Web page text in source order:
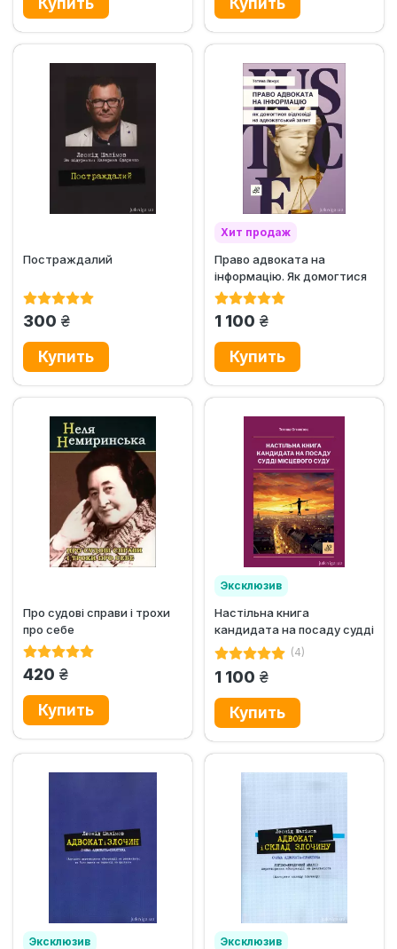
Постраждалий
300 грн.
Хит продаж
Эксклюзив
Право адвоката на
інформацію. Як домогтися
відповіді на адвокатський
1 100 грн.
Про судові справи і трохи
про себе
420 грн.
Эксклюзив
Настільна книга
кандидата на посаду судді
місцевого суду(4)
1 100 грн.
Эксклюзив Эксклюзив